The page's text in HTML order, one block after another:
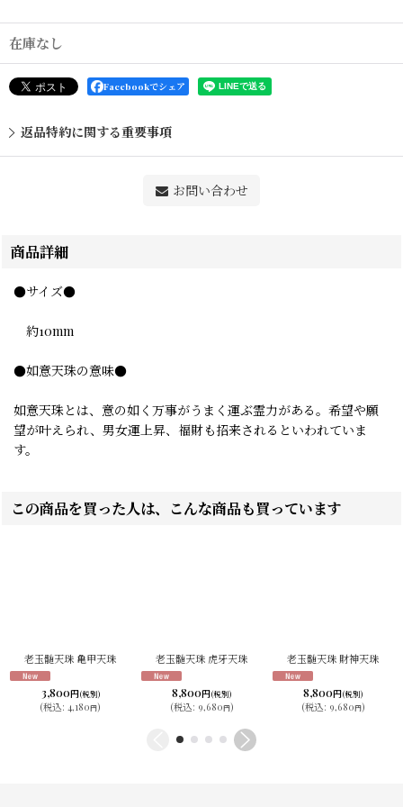
在庫なし
Facebookでシェア
返品特約に関する重要事項
お問い合わせ
商品詳細
●サイズ●
約10mm
●如意天珠の意味●
如意天珠とは、意の如く万事がうまく運ぶ霊力がある。希望や願
望が叶えられ、男女運上昇、福財も招来されるといわれていま
す。
この商品を買った人は、こんな商品も買っています
老玉髄天珠 亀甲天珠
3,800円(税別)
(税込: 4,180円)
老玉髄天珠 虎牙天珠
8,800円(税別)
(税込: 9,680円)
老玉髄天珠 財神天珠
8,800円(税別)
(税込: 9,680円)